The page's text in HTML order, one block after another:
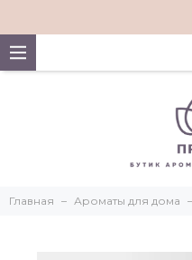
Главная Ароматы для дома